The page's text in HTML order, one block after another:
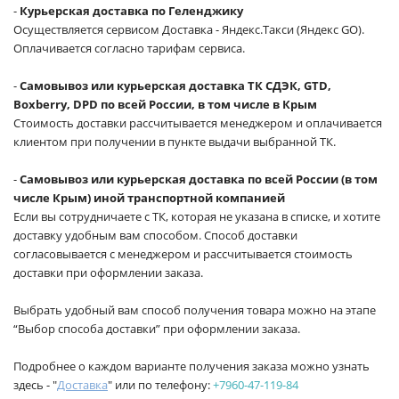
- Курьерская доставка по Геленджику
Осуществляется сервисом Доставка - Яндекс.Такси (Яндекс GO).
Оплачивается согласно тарифам сервиса.
-Самовывоз или курьерская доставка ТК СДЭК, GTD,
Boxberry, DPD по всей России, в том числе в Крым
Стоимость доставки рассчитывается менеджером и оплачивается
клиентом при получении в пункте выдачи выбранной ТК.
-Самовывоз или курьерская доставка по всей России (в том
числе Крым) иной транспортной компанией
Если вы сотрудничаете с ТК, которая не указана в списке, и хотите
доставку удобным вам способом. Способ доставки
согласовывается с менеджером и рассчитывается стоимость
доставки при оформлении заказа.
Выбрать удобный вам способ получения товара можно на этапе
“Выбор способа доставки” при оформлении заказа.
Подробнее о каждом варианте получения заказа можно узнать
здесь - "Доставка" или по телефону:+7960-47-119-84